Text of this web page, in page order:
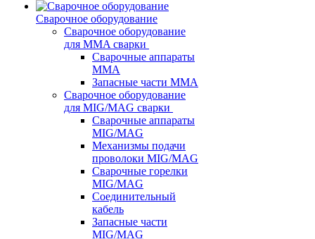
Сварочное оборудование
Сварочное оборудование
для MMA сварки
Сварочные аппараты
MMA
Запасные части MMA
Сварочное оборудование
для MIG/MAG сварки
Сварочные аппараты
MIG/MAG
Механизмы подачи
проволоки MIG/MAG
Сварочные горелки
MIG/MAG
Соединительный
кабель
Запасные части
MIG/MAG